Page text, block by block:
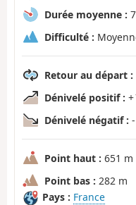
Durée moyenne :
Difficulté :
Retour au départ :
Dénivelé positif :
Dénivelé négatif :
Point haut : 651 m
Point bas : 282 m
Pays : France